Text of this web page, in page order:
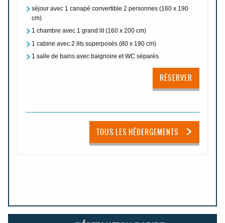
séjour avec 1 canapé convertible 2 personnes (160 x 190
cm)
1 chambre avec 1 grand lit (160 x 200 cm)
1 cabine avec 2 lits superposés (80 x 190 cm)
1 salle de bains avec baignoire et WC séparés
RÉSERVER
TOUS LES HÉBERGEMENTS